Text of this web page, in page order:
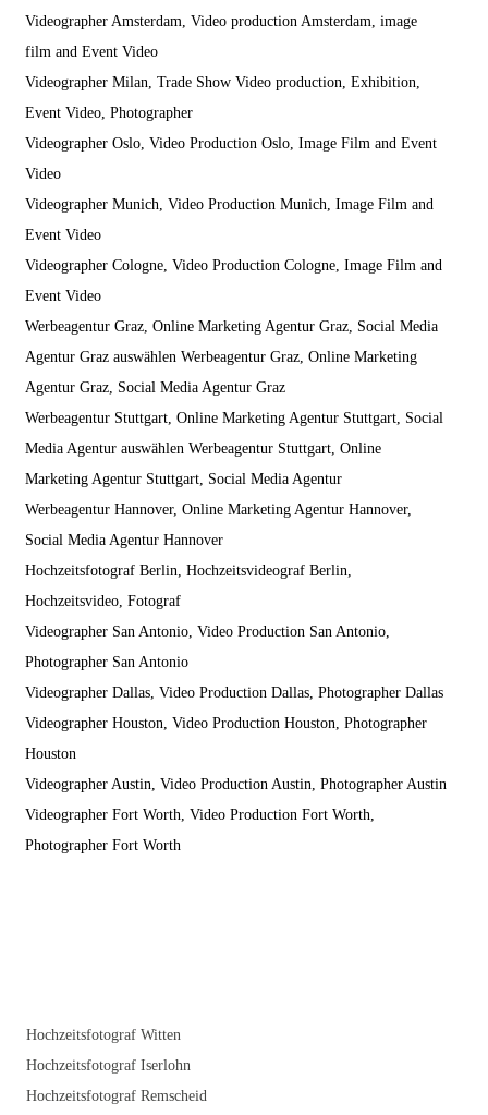
Hochzeitsfotograf Witten
Hochzeitsfotograf Iserlohn
Hochzeitsfotograf Remscheid
Videographer Amsterdam, Video production Amsterdam, image
film and Event Video
Videographer Milan, Trade Show Video production, Exhibition,
Event Video, Photographer
Videographer Oslo, Video Production Oslo, Image Film and Event
Video
Videographer Munich, Video Production Munich, Image Film and
Event Video
Videographer Cologne, Video Production Cologne, Image Film and
Event Video
Werbeagentur Graz, Online Marketing Agentur Graz, Social Media
Agentur Graz auswählen Werbeagentur Graz, Online Marketing
Agentur Graz, Social Media Agentur Graz
Werbeagentur Stuttgart, Online Marketing Agentur Stuttgart, Social
Media Agentur auswählen Werbeagentur Stuttgart, Online
Marketing Agentur Stuttgart, Social Media Agentur
Werbeagentur Hannover, Online Marketing Agentur Hannover,
Social Media Agentur Hannover
Hochzeitsfotograf Berlin, Hochzeitsvideograf Berlin,
Hochzeitsvideo, Fotograf
Videographer San Antonio, Video Production San Antonio,
Photographer San Antonio
Videographer Dallas, Video Production Dallas, Photographer Dallas
Videographer Houston, Video Production Houston, Photographer
Houston
Videographer Austin, Video Production Austin, Photographer Austin
Videographer Fort Worth, Video Production Fort Worth,
Photographer Fort Worth